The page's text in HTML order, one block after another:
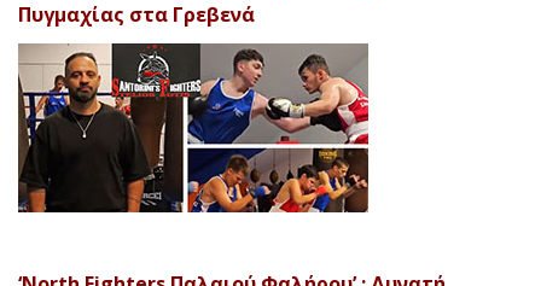
Πυγμαχίας στα Γρεβενά